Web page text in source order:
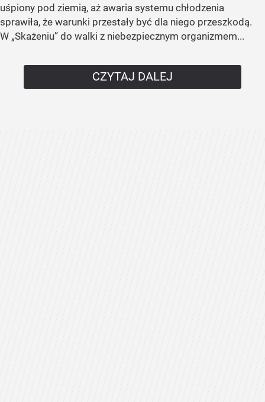
uśpiony pod ziemią, aż awaria systemu chłodzenia
sprawiła, że warunki przestały być dla niego przeszkodą.
W „Skażeniu” do walki z niebezpiecznym organizmem...
CZYTAJ DALEJ